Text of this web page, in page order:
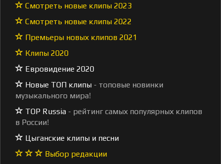
Смотреть новые клипы 2023
Смотреть новые клипы 2022
Премьеры новых клипов 2021
Клипы 2020
Евровидение 2020
Новые ТОП клипы - топовые новинки
музыкального мира!
TOP Russia - рейтинг самых популярных клипов
в России!
Цыганские клипы и песни
Выбор редакции